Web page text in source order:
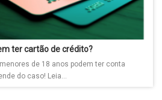
ter cartão de crédito?
de 18 anos podem ter conta
do caso! Leia...